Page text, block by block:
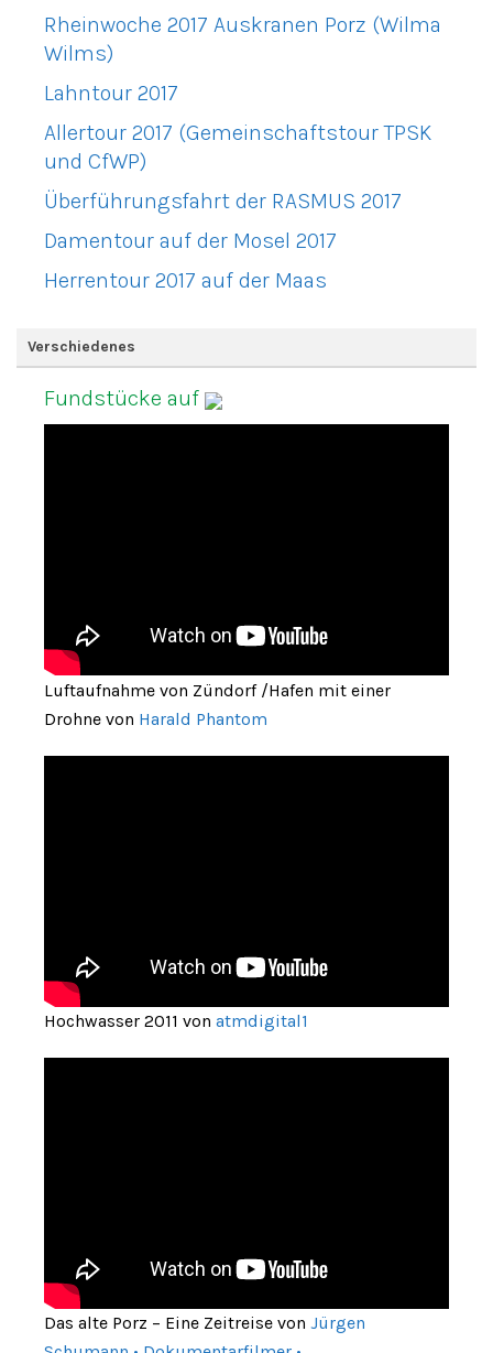
Rheinwoche 2017 Auskranen Porz (Wilma
Wilms)
Lahntour 2017
Allertour 2017 (Gemeinschaftstour TPSK
und CfWP)
Überführungsfahrt der RASMUS 2017
Damentour auf der Mosel 2017
Herrentour 2017 auf der Maas
Verschiedenes
Fundstücke auf
Luftaufnahme von Zündorf /Hafen mit einer
Drohne von Harald Phantom
Hochwasser 2011 von atmdigital1
Das alte Porz – Eine Zeitreise von Jürgen